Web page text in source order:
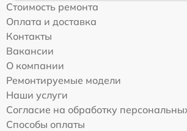
Стоимость ремонта
Оплата и доставка
Контакты
Вакансии
О компании
Ремонтируемые модели
Наши услуги
Согласие на обработку
Способы оплаты